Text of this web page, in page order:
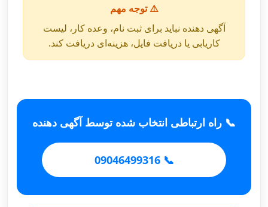
⚠️ توجه مهم
آگهی دهنده نباید برای ثبت نام، وعده کار، لیست
کاریابی یا دریافت فایل، هزینه‌ای دریافت کند.
📞 راه ارتباطی انتخاب شده توسط آگهی دهنده
📞 09046499316